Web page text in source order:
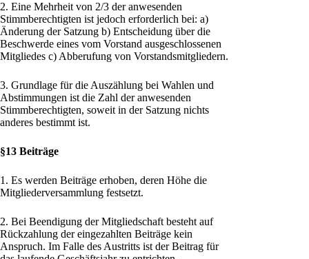
2. Eine Mehrheit von 2/3 der anwesenden
Stimmberechtigten ist jedoch erforderlich bei: a)
Änderung der Satzung b) Entscheidung über die
Beschwerde eines vom Vorstand ausgeschlossenen
Mitgliedes c) Abberufung von Vorstandsmitgliedern.
3. Grundlage für die Auszählung bei Wahlen und
Abstimmungen ist die Zahl der anwesenden
Stimmberechtigten, soweit in der Satzung nichts
anderes bestimmt ist.
§13 Beiträge
1. Es werden Beiträge erhoben, deren Höhe die
Mitgliederversammlung festsetzt.
2. Bei Beendigung der Mitgliedschaft besteht auf
Rückzahlung der eingezahlten Beiträge kein
Anspruch. Im Falle des Austritts ist der Beitrag für